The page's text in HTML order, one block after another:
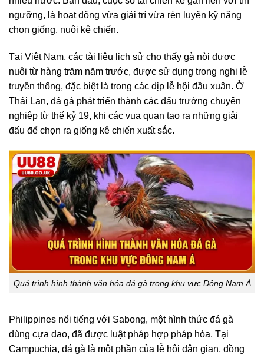
ngưỡng, là hoạt động vừa giải trí vừa rèn luyện kỹ năng
chọn giống, nuôi kê chiến.
Tại Việt Nam, các tài liệu lịch sử cho thấy gà nòi được
nuôi từ hàng trăm năm trước, được sử dụng trong nghi lễ
truyền thống, đặc biệt là trong các dịp lễ hội đầu xuân. Ở
Thái Lan, đá gà phát triển thành các đấu trường chuyên
nghiệp từ thế kỷ 19, khi các vua quan tạo ra những giải
đấu để chọn ra giống kê chiến xuất sắc.
Quá trình hình thành văn hóa đá gà trong khu vực Đông Nam Á
Philippines nổi tiếng với Sabong, một hình thức đá gà
dùng cựa dao, đã được luật pháp hợp pháp hóa. Tại
Campuchia, đá gà là một phần của lễ hội dân gian, đồng